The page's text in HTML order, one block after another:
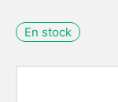
En stock